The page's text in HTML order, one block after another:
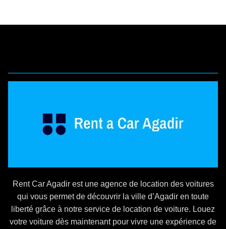
Rent Car Agadir est une agence de location des voitures
qui vous permet de découvrir la ville d’Agadir en toute
liberté grâce à notre service de location de voiture. Louez
votre voiture dès maintenant pour vivre une expérience de